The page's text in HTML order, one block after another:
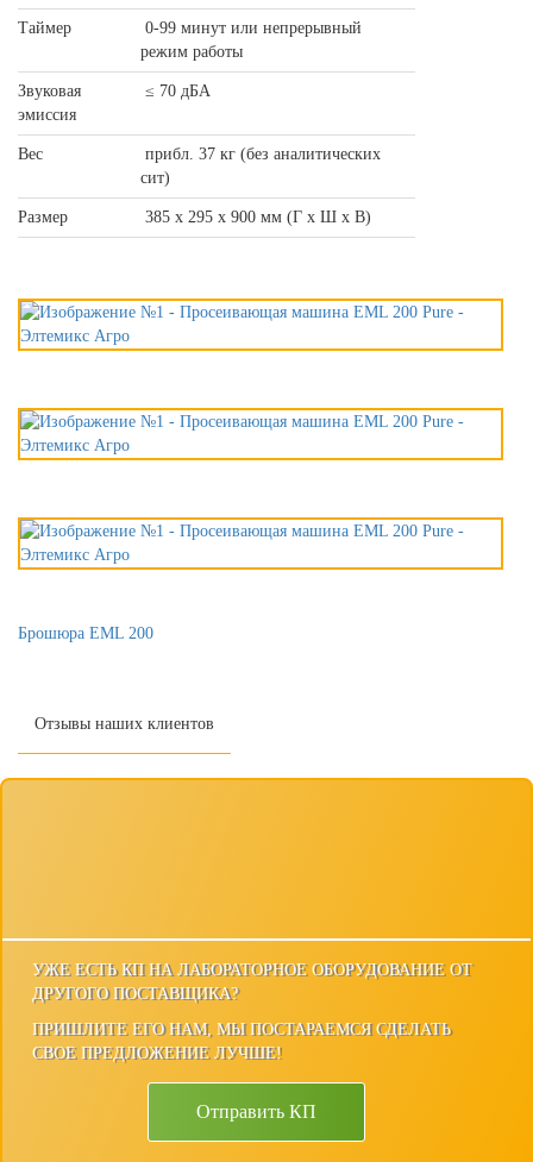
УЖЕ ЕСТЬ КП НА ЛАБОРАТОРНОЕ ОБОРУДОВАНИЕ ОТ
ДРУГОГО ПОСТАВЩИКА?
ПРИШЛИТЕ ЕГО НАМ, МЫ ПОСТАРАЕМСЯ СДЕЛАТЬ
СВОЕ ПРЕДЛОЖЕНИЕ ЛУЧШЕ!
Отправить КП
Таймер
0-99 минут или непрерывный
режим работы
Звуковая
эмиссия
≤ 70 дБA
Вес
прибл. 37 кг (без аналитических
сит)
Размер 385 x 295 x 900 мм (Г x Ш x В)
Брошюра EML 200
Отзывы наших клиентов